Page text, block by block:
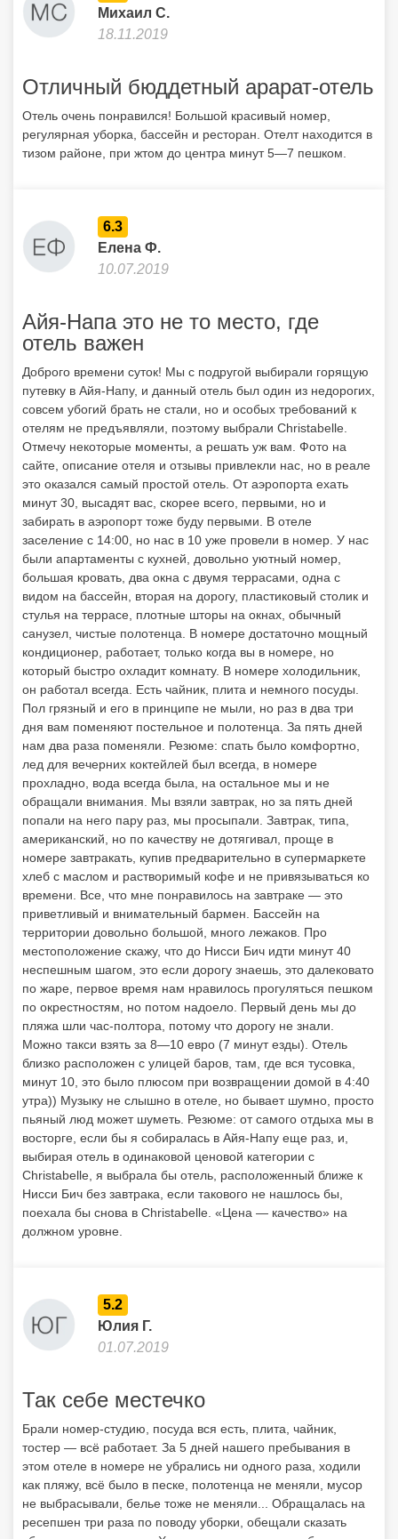
Михаил С.
18.11.2019
Отличный бюддетный арарат-отель
Отель очень понравился! Большой красивый номер,
регулярная уборка, бассейн и ресторан. Отелт находится в
тизом районе, при жтом до центра минут 5—7 пешком.
6.3
Елена Ф.
10.07.2019
Айя-Напа это не то место, где
отель важен
Доброго времени суток! Мы с подругой выбирали горящую
путевку в Айя-Напу, и данный отель был один из недорогих,
совсем убогий брать не стали, но и особых требований к
отелям не предъявляли, поэтому выбрали Christabelle.
Отмечу некоторые моменты, а решать уж вам. Фото на
сайте, описание отеля и отзывы привлекли нас, но в реале
это оказался самый простой отель. От аэропорта ехать
минут 30, высадят вас, скорее всего, первыми, но и
забирать в аэропорт тоже буду первыми. В отеле
заселение с 14:00, но нас в 10 уже провели в номер. У нас
были апартаменты с кухней, довольно уютный номер,
большая кровать, два окна с двумя террасами, одна с
видом на бассейн, вторая на дорогу, пластиковый столик и
стулья на террасе, плотные шторы на окнах, обычный
санузел, чистые полотенца. В номере достаточно мощный
кондиционер, работает, только когда вы в номере, но
который быстро охладит комнату. В номере холодильник,
он работал всегда. Есть чайник, плита и немного посуды.
Пол грязный и его в принципе не мыли, но раз в два три
дня вам поменяют постельное и полотенца. За пять дней
нам два раза поменяли. Резюме: спать было комфортно,
лед для вечерних коктейлей был всегда, в номере
прохладно, вода всегда была, на остальное мы и не
обращали внимания. Мы взяли завтрак, но за пять дней
попали на него пару раз, мы просыпали. Завтрак, типа,
американский, но по качеству не дотягивал, проще в
номере завтракать, купив предварительно в супермаркете
хлеб с маслом и растворимый кофе и не привязываться ко
времени. Все, что мне понравилось на завтраке — это
приветливый и внимательный бармен. Бассейн на
территории довольно большой, много лежаков. Про
местоположение скажу, что до Нисси Бич идти минут 40
неспешным шагом, это если дорогу знаешь, это далековато
по жаре, первое время нам нравилось прогуляться пешком
по окрестностям, но потом надоело. Первый день мы до
пляжа шли час-полтора, потому что дорогу не знали.
Можно такси взять за 8—10 евро (7 минут езды). Отель
близко расположен с улицей баров, там, где вся тусовка,
минут 10, это было плюсом при возвращении домой в 4:40
утра)) Музыку не слышно в отеле, но бывает шумно, просто
пьяный люд может шуметь. Резюме: от самого отдыха мы в
восторге, если бы я собиралась в Айя-Напу еще раз, и,
выбирая отель в одинаковой ценовой категории с
Christabelle, я выбрала бы отель, расположенный ближе к
Нисси Бич без завтрака, если такового не нашлось бы,
поехала бы снова в Christabelle. «Цена — качество» на
должном уровне.
5.2
Юлия Г.
01.07.2019
Так себе местечко
Брали номер-студию, посуда вся есть, плита, чайник,
тостер — всё работает. За 5 дней нашего пребывания в
этом отеле в номере не убрались ни одного раза, ходили
как пляжу, всё было в песке, полотенца не меняли, мусор
не выбрасывали, белье тоже не меняли... Обращалась на
ресепшен три раза по поводу уборки, обещали сказать